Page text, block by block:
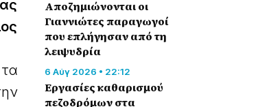
Αποζημιώνονται οι
Γιαννιώτες παραγωγοί
που επλήγησαν από τη
λειψυδρία
6 Αύγ 2026 • 22:12
Εργασίες καθαρισμού
πεζοδρόμων στα